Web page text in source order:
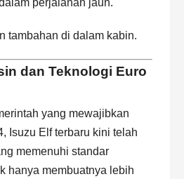
perjalanan jauh.
tambahan di dalam kabin.
dan Teknologi Euro
yang mewajibkan
Isuzu Elfterbaru kini telah
memenuhi standar
hanya membuatnya lebih